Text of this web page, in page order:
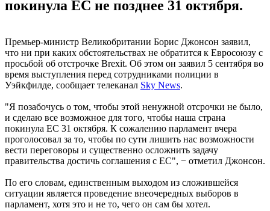
покинула ЕС не позднее 31 октября.
Премьер-министр Великобритании Борис Джонсон заявил,
что ни при каких обстоятельствах не обратится к Евросоюзу с
просьбой об отстрочке Brexit. Об этом он заявил 5 сентября во
время выступления перед сотрудниками полиции в
Уэйкфилде, сообщает телеканал Sky News.
"Я позабочусь о том, чтобы этой ненужной отсрочки не было,
и сделаю все возможное для того, чтобы наша страна
покинула ЕС 31 октября. К сожалению парламент вчера
проголосовал за то, чтобы по сути лишить нас возможности
вести переговоры и существенно осложнить задачу
правительства достичь соглашения с ЕС", − отметил Джонсон.
По его словам, единственным выходом из сложившейся
ситуации является проведение внеочередных выборов в
парламент, хотя это и не то, чего он сам бы хотел.